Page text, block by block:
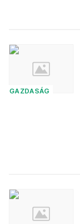
GAZDASÁG